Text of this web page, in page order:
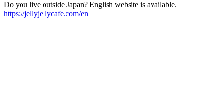
Do you live outside Japan? English website is available.
https://jellyjellycafe.com/en